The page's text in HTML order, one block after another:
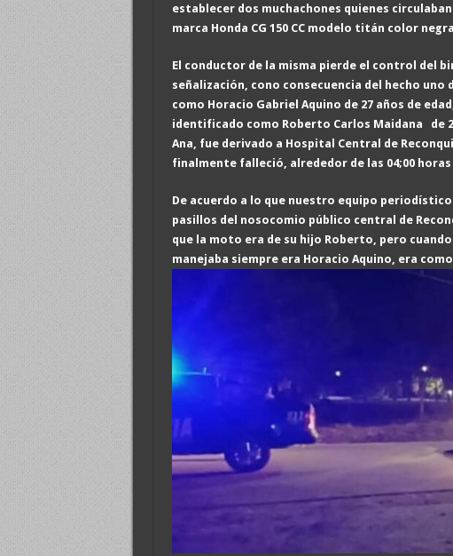
establecer dos muchachones quienes
marca Honda CG 150 CC modelo titán color
El conductor de la misma pierde el control del
señalización, cono consecuencia del hecho
como Horacio Gabriel Aquino de 27 años de
identificado como Roberto Carlos Maidana de
Ana, fue derivado a Hospital Central de
finalmente falleció , alrededor de las 04;00
De acuerdo a lo que nuestro equipo
pasillos del nosocomio público central de
que la moto era de su hijo Roberto, pero
manejaba siempre era Horacio Aquino, era